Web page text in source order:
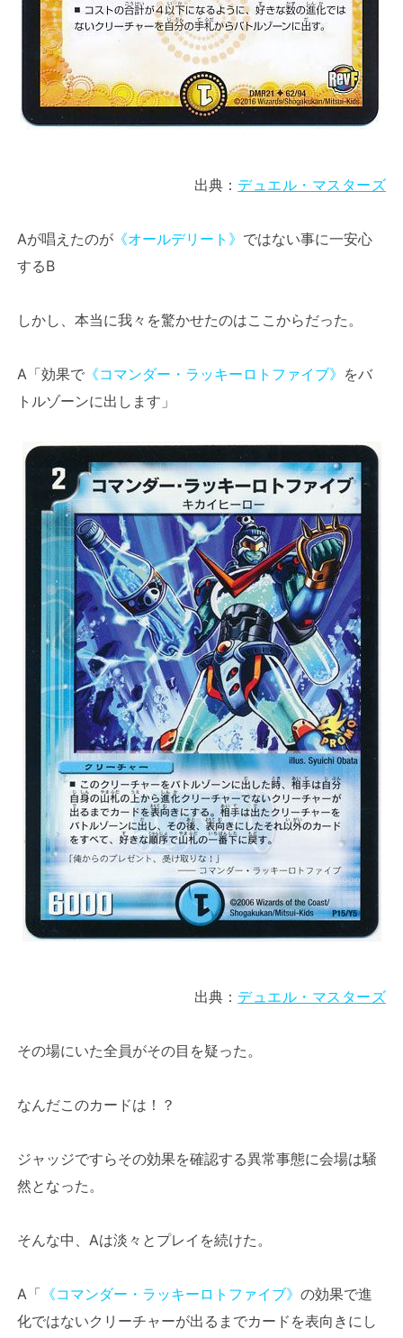
出典： デュエル・マスターズ
Aが唱えたのが 《オールデリート》 ではない事に一安心
するB
しかし、本当に我々を驚かせたのはここからだった。
A「効果で 《コマンダー・ラッキーロトファイブ》 をバ
トルゾーンに出します」
出典： デュエル・マスターズ
その場にいた全員がその目を疑った。
なんだこのカードは！？
ジャッジですらその効果を確認する異常事態に会場は騒
然となった。
そんな中、Aは淡々とプレイを続けた。
A「 《コマンダー・ラッキーロトファイブ》 の効果で進
化ではないクリーチャーが出るまでカードを表向きにし